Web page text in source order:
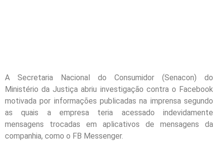
A Secretaria Nacional do Consumidor (Senacon) do
Ministério da Justiça abriu investigação contra o Facebook
motivada por informações publicadas na imprensa segundo
as quais a empresa teria acessado indevidamente
mensagens trocadas em aplicativos de mensagens da
companhia, como o FB Messenger.